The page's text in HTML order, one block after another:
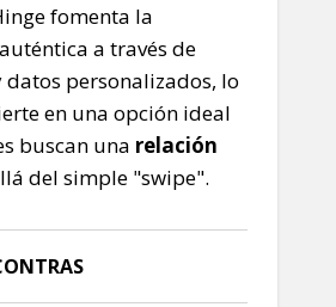
fomenta la
a través de
datos personalizados, lo
en una opción ideal
buscan una relación
del simple "swipe".